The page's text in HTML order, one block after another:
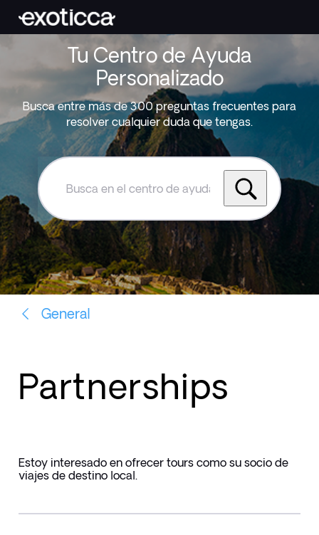
Tu Centro de Ayuda
Personalizado
Busca entre más de 300 preguntas frecuentes para
resolver cualquier duda que tengas.
Busca
el
centro
de
ayuda
de
Exoticca
General
Partnerships
Estoy interesado en ofrecer tours como su socio de
viajes de destino local.